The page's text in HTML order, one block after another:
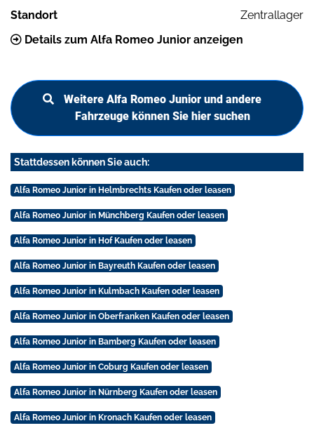
Standort
Zentrallager
Details zum Alfa Romeo Junior anzeigen
Weitere Alfa Romeo Junior und andere
Fahrzeuge können Sie hier suchen
Stattdessen können Sie auch:
Alfa Romeo Junior in Helmbrechts Kaufen oder leasen
Alfa Romeo Junior in Münchberg Kaufen oder leasen
Alfa Romeo Junior in Hof Kaufen oder leasen
Alfa Romeo Junior in Bayreuth Kaufen oder leasen
Alfa Romeo Junior in Kulmbach Kaufen oder leasen
Alfa Romeo Junior in Oberfranken Kaufen oder leasen
Alfa Romeo Junior in Bamberg Kaufen oder leasen
Alfa Romeo Junior in Coburg Kaufen oder leasen
Alfa Romeo Junior in Nürnberg Kaufen oder leasen
Alfa Romeo Junior in Kronach Kaufen oder leasen